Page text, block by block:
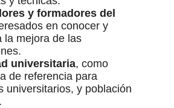
y formadores del
en conocer y
la mejora de las
universitaria, como
de referencia para
universitarios, y población